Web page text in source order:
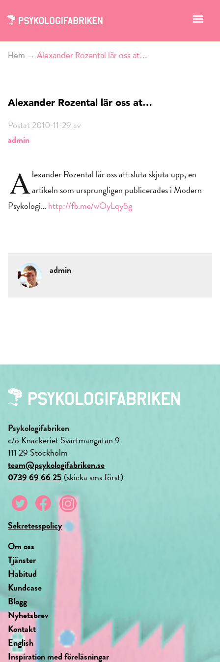
Hem → Alexander Rozental lär oss at…
Alexander Rozental lär oss at…
Postat 2010-11-29 av
admin
Alexander Rozental lär oss att sluta skjuta upp, en
artikeln som ursprungligen publicerades i Modern
Psykologi… http://fb.me/wOyLqy5g
admin
Psykologifabriken
c/o Knackeriet Svartmangatan 9
111 29 Stockholm
team@psykologifabriken.se
0739 69 66 25 (skicka sms först)
Sekretesspolicy
Om oss
Tjänster
Habitud
Kundcase
Blogg
Nyhetsbrev
Kontakt
English
Inspiration med föreläsningar